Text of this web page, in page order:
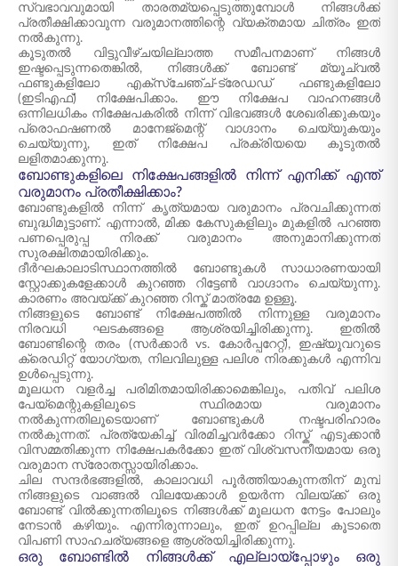
സ്വഭാവവുമായി താരതമ്യപ്പെടുത്തുമ്പോൾ നിങ്ങൾക്ക്
പ്രതീക്ഷിക്കാവുന്ന വരുമാനത്തിന്റെ വ്യക്തമായ ചിത്രം ഇത്
നൽകുന്നു.
കൂടുതൽ വിട്ടുവീഴ്ചയില്ലാത്ത സമീപനമാണ് നിങ്ങൾ
ഇഷ്ടപ്പെടുന്നതെങ്കിൽ, നിങ്ങൾക്ക് ബോണ്ട് മ്യൂച്വൽ
ഫണ്ടുകളിലോ എക്സ്ചേഞ്ച്-ട്രേഡഡ് ഫണ്ടുകളിലോ
(ഇടിഎഫ്) നിക്ഷേപിക്കാം. ഈ നിക്ഷേപ വാഹനങ്ങൾ
ഒന്നിലധികം നിക്ഷേപകരിൽ നിന്ന് വിഭവങ്ങൾ ശേഖരിക്കുകയും
പ്രൊഫഷണൽ മാനേജ്മെന്റ് വാഗ്ദാനം ചെയ്യുകയും
ചെയ്യുന്നു, ഇത് നിക്ഷേപ പ്രക്രിയയെ കൂടുതൽ
ലളിതമാക്കുന്നു.
ബോണ്ടുകളിലെ നിക്ഷേപങ്ങളിൽ നിന്ന് എനിക്ക് എന്ത്
വരുമാനം പ്രതീക്ഷിക്കാം?
ബോണ്ടുകളിൽ നിന്ന് കൃത്യമായ വരുമാനം പ്രവചിക്കുന്നത്
ബുദ്ധിമുട്ടാണ്. എന്നാൽ, മിക്ക കേസുകളിലും മുകളിൽ പറഞ്ഞ
പണപ്പെരുപ്പ നിരക്ക് വരുമാനം അനുമാനിക്കുന്നത്
സുരക്ഷിതമായിരിക്കും.
ദീർഘകാലാടിസ്ഥാനത്തിൽ ബോണ്ടുകൾ സാധാരണയായി
സ്റ്റോക്കുകളേക്കാൾ കുറഞ്ഞ റിട്ടേൺ വാഗ്ദാനം ചെയ്യുന്നു.
കാരണം അവയ്ക്ക് കുറഞ്ഞ റിസ്ക് മാത്രമേ ഉള്ളൂ.
നിങ്ങളുടെ ബോണ്ട് നിക്ഷേപത്തിൽ നിന്നുള്ള വരുമാനം
നിരവധി ഘടകങ്ങളെ ആശ്രയിച്ചിരിക്കുന്നു. ഇതിൽ
ബോണ്ടിന്റെ തരം (സർക്കാർ vs. കോർപ്പറേറ്റ്), ഇഷ്യൂവറുടെ
ക്രെഡിറ്റ് യോഗ്യത, നിലവിലുള്ള പലിശ നിരക്കുകൾ എന്നിവ
ഉൾപ്പെടുന്നു.
മൂലധന വളർച്ച പരിമിതമായിരിക്കാമെങ്കിലും, പതിവ് പലിശ
പേയ്‌മെന്റുകളിലൂടെ സ്ഥിരമായ വരുമാനം
നൽകുന്നതിലൂടെയാണ് ബോണ്ടുകൾ നഷ്ടപരിഹാരം
നൽകുന്നത്. പ്രത്യേകിച്ച് വിരമിച്ചവർക്കോ റിസ്ക് എടുക്കാൻ
വിസമ്മതിക്കുന്ന നിക്ഷേപകർക്കോ ഇത് വിശ്വസനീയമായ ഒരു
വരുമാന സ്രോതസ്സായിരിക്കാം.
ചില സന്ദർഭങ്ങളിൽ, കാലാവധി പൂർത്തിയാകുന്നതിന് മുമ്പ്
നിങ്ങളുടെ വാങ്ങൽ വിലയേക്കാൾ ഉയർന്ന വിലയ്ക്ക് ഒരു
ബോണ്ട് വിൽക്കുന്നതിലൂടെ നിങ്ങൾക്ക് മൂലധന നേട്ടം പോലും
നേടാൻ കഴിയും. എന്നിരുന്നാലും, ഇത് ഉറപ്പില്ല കൂടാതെ
വിപണി സാഹചര്യങ്ങളെ ആശ്രയിച്ചിരിക്കുന്നു.
ഒരു ബോണ്ടിൽ നിങ്ങൾക്ക് എല്ലായ്പ്പോഴും ഒരു